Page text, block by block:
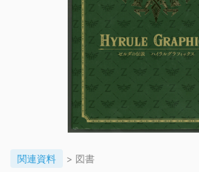
関連資料 > 図書